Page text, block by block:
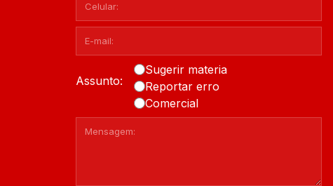
Assunto:
Sugerir materia
Reportar erro
Comercial